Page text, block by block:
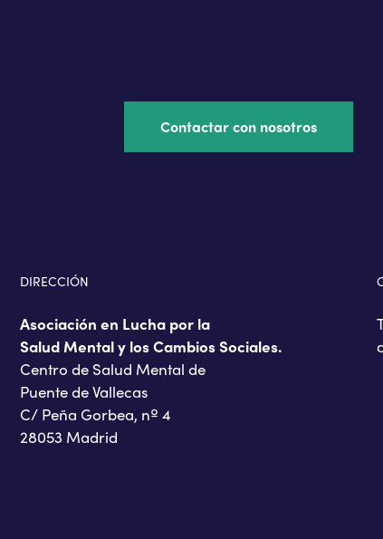
Contactar con nosotros
DIRECCIÓN
Asociación en Lucha por la
Salud Mental y los Cambios Sociales.
Centro de Salud Mental de
Puente de Vallecas
C/ Peña Gorbea, nº 4
28053 Madrid